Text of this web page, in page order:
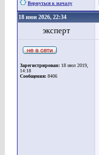
Вернуться к началу
18 июн 2026, 22:34
эксперт
Зарегистрирован: 18 июл 2019,
14:18
Сообщения: 8406